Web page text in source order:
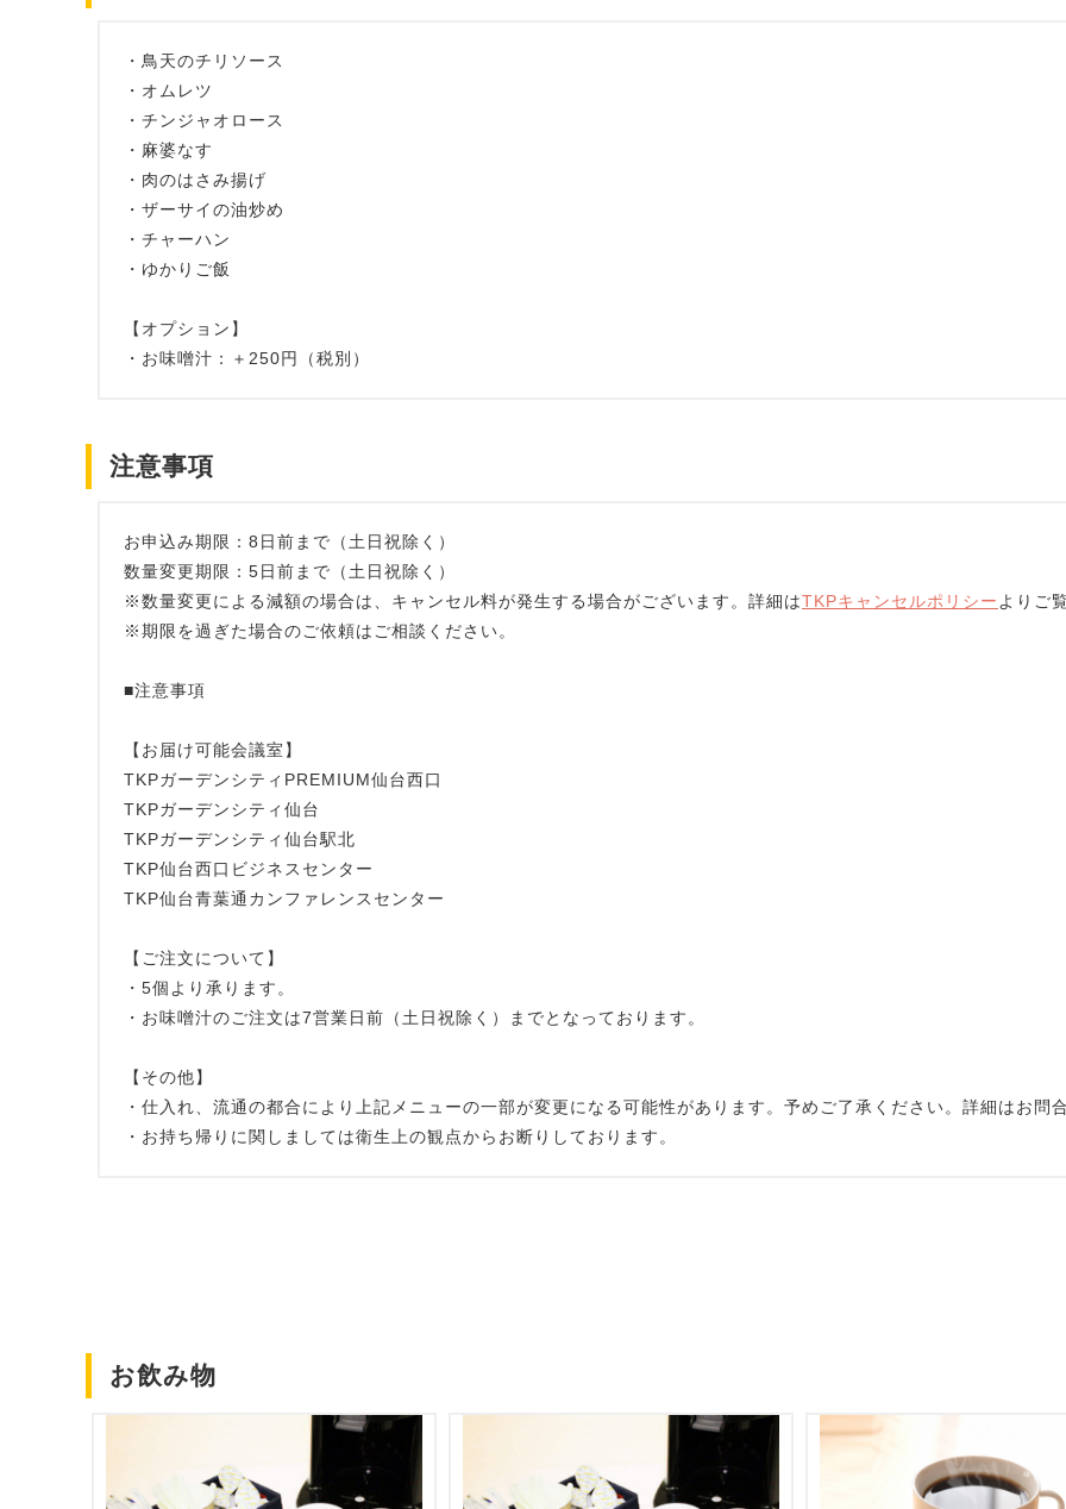
・鳥天のチリソース
・オムレツ
・チンジャオロース
・麻婆なす
・肉のはさみ揚げ
・ザーサイの油炒め
・チャーハン
・ゆかりご飯
【オプション】
・お味噌汁：＋250円（税別）
注意事項
お申込み期限：8日前まで（土日祝除く）
数量変更期限：5日前まで（土日祝除く）
※数量変更による減額の場合は、キャンセル料が発生する場合がございます。詳細はTKPキャンセルポリシー よりご
※期限を過ぎた場合のご依頼はご相談ください。
■注意事項
【お届け可能会議室】
TKPガーデンシティPREMIUM仙台西口
TKPガーデンシティ仙台
TKPガーデンシティ仙台駅北
TKP仙台西口ビジネスセンター
TKP仙台青葉通カンファレンスセンター
【ご注文について】
・5個より承ります。
・お味噌汁のご注文は7営業日前（土日祝除く）までとなっております。
【その他】
・仕入れ、流通の都合により上記メニューの一部が変更になる可能性があります。予めご了承ください。詳細はお問
・お持ち帰りに関しましては衛生上の観点からお断りしております。
お飲み物